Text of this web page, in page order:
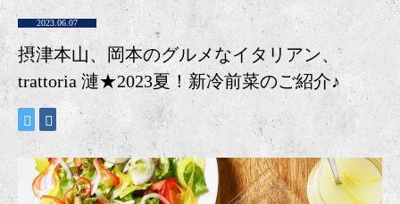
2023.06.07
摂津本山、岡本のグルメなイタリアン、
trattoria 漣★2023夏！新冷前菜のご紹介♪